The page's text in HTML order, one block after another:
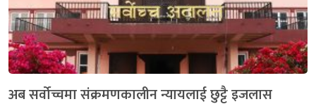
अब सर्वोच्चमा संक्रमणकालीन न्यायलाई छुट्टै इजलास